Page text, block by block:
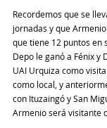
Recordemos que se
jornadas y que
que tiene 12 puntos en
Depo le ganó a Fénix y
UAI Urquiza como
como local, y
con Ituzaingó y San
Armenio será visitante